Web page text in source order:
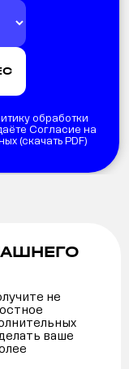
обработки
Согласие на
(скачать PDF)
не
ваше